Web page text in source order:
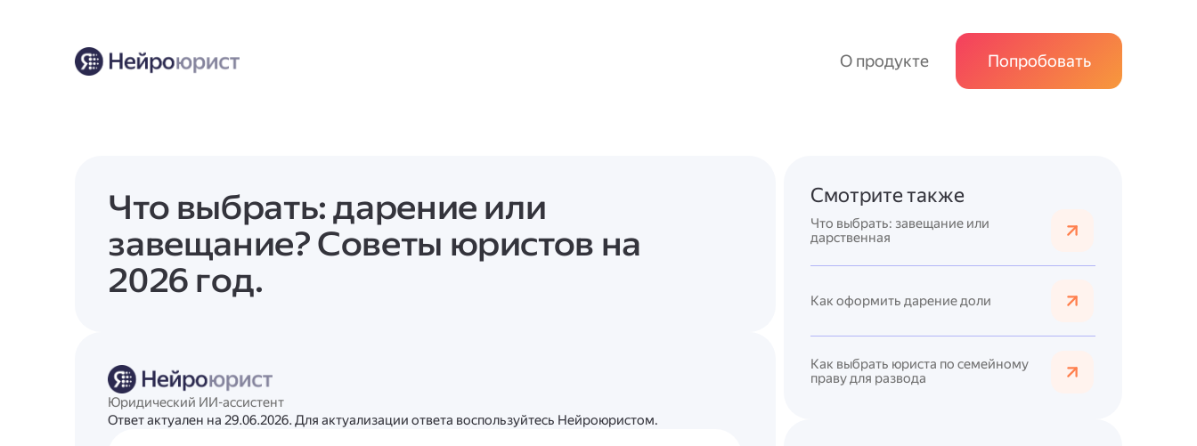
О продукте Попробовать
Что выбрать: дарение или
завещание? Советы юристов на
2026 год.
Юридический ИИ-ассистент
Ответ актуален на 29.06.2026. Для актуализации ответа воспользуйтесь Нейроюристом.
Смотрите также
Что выбрать: завещание или
дарственная
Как оформить дарение доли
Как выбрать юриста по семейному
праву для развода